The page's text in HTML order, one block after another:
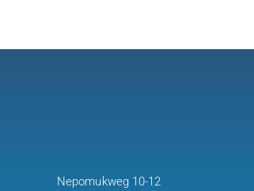
Nepomukweg 10-12